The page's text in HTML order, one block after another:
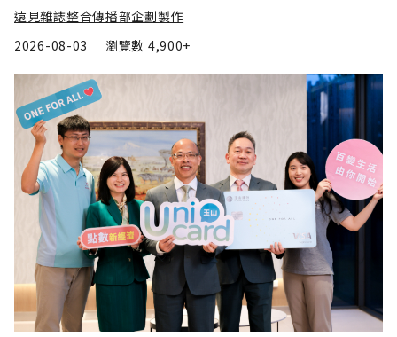
遠見雜誌整合傳播部企劃製作
2026-08-03
瀏覽數 4,900+